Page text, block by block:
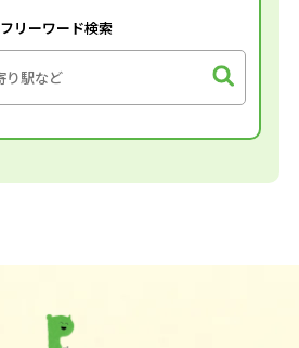
フリーワード検索